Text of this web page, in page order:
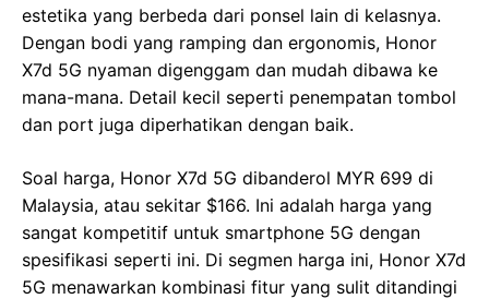
estetika yang berbeda dari ponsel lain di kelasnya.
Dengan bodi yang ramping dan ergonomis, Honor
X7d 5G nyaman digenggam dan mudah dibawa ke
mana-mana. Detail kecil seperti penempatan tombol
dan port juga diperhatikan dengan baik.
Soal harga, Honor X7d 5G dibanderol MYR 699 di
Malaysia, atau sekitar $166. Ini adalah harga yang
sangat kompetitif untuk smartphone 5G dengan
spesifikasi seperti ini. Di segmen harga ini, Honor X7d
5G menawarkan kombinasi fitur yang sulit ditandingi